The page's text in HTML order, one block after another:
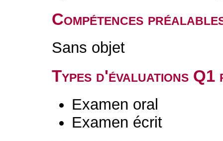
Compétences
Sans objet
Types d'évaluations
Examen oral
Examen écrit